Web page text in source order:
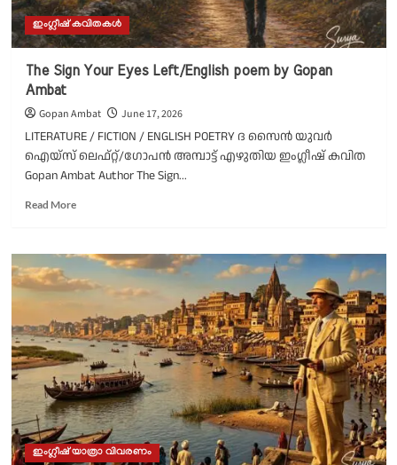
ഇംഗ്ലീഷ് കവിതകൾ
The Sign Your Eyes Left/English poem by Gopan
Ambat
Gopan Ambat June 17, 2026
LITERATURE / FICTION / ENGLISH POETRY ദ സൈൻ യുവർ
ഐയ്‌സ് ലെഫ്റ്റ്/ഗോപൻ അമ്പാട്ട് എഴുതിയ ഇംഗ്ലീഷ് കവിത
Gopan Ambat Author The Sign...
Read MoreRead
The
Your
Left/English
poem
by
Gopan
Ambat
ഇംഗ്ലീഷ് യാത്രാ വിവരണം